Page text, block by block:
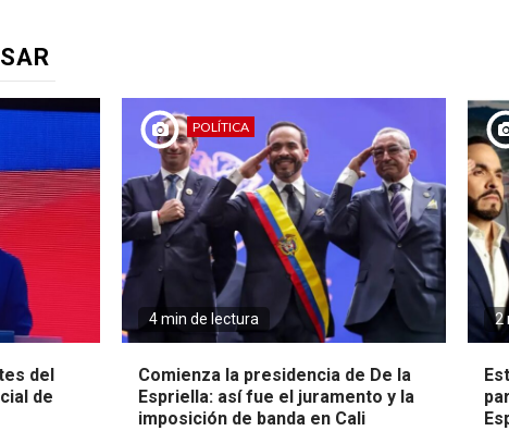
del
de
POLÍTICA
4 min de lectura
Comienza la presidencia de De la
Espriella: así fue el juramento y la
imposición de banda en Cali
2